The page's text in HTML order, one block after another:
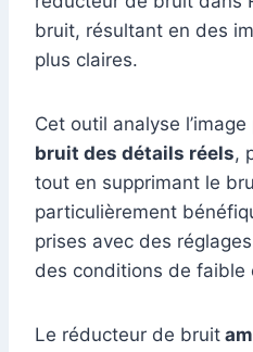
bruit, résultant en des
plus claires.
Cet outil analyse l’image
bruit des détails réels,
tout en supprimant le
particulièrement
prises avec des
des conditions de faible
Le réducteur de bruit